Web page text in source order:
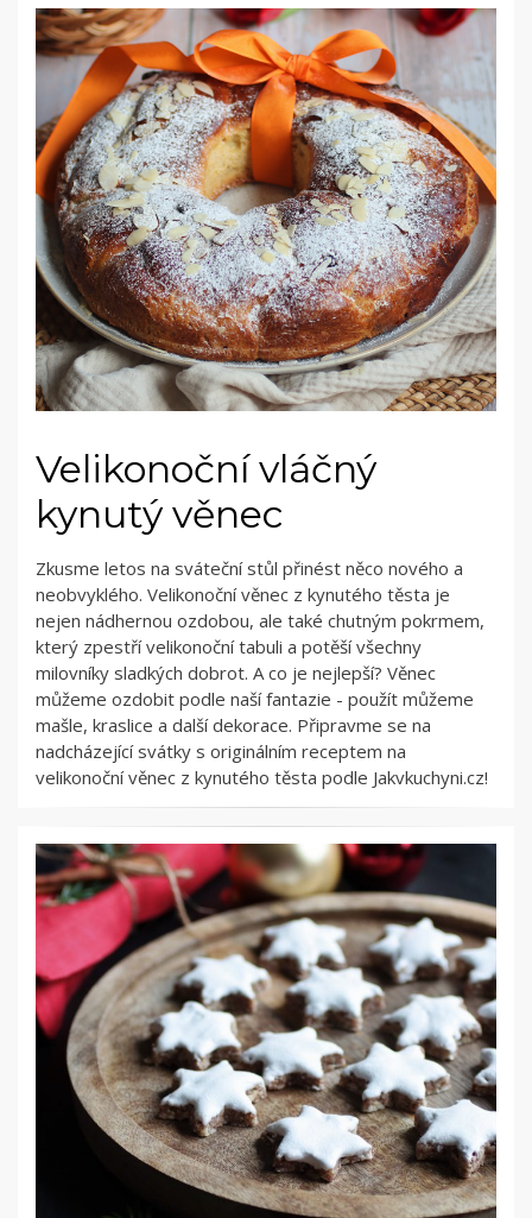
Velikonoční vláčný
kynutý věnec
Zkusme letos na sváteční stůl přinést něco nového a
neobvyklého. Velikonoční věnec z kynutého těsta je
nejen nádhernou ozdobou, ale také chutným pokrmem,
který zpestří velikonoční tabuli a potěší všechny
milovníky sladkých dobrot. A co je nejlepší? Věnec
můžeme ozdobit podle naší fantazie - použít můžeme
mašle, kraslice a další dekorace. Připravme se na
nadcházející svátky s originálním receptem na
velikonoční věnec z kynutého těsta podle Jakvkuchyni.cz!